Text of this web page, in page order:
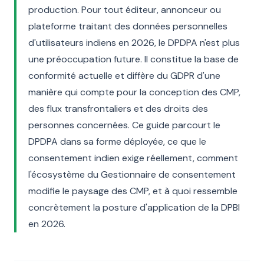
production. Pour tout éditeur, annonceur ou
plateforme traitant des données personnelles
d'utilisateurs indiens en 2026, le DPDPA n'est plus
une préoccupation future. Il constitue la base de
conformité actuelle et diffère du GDPR d'une
manière qui compte pour la conception des CMP,
des flux transfrontaliers et des droits des
personnes concernées. Ce guide parcourt le
DPDPA dans sa forme déployée, ce que le
consentement indien exige réellement, comment
l'écosystème du Gestionnaire de consentement
modifie le paysage des CMP, et à quoi ressemble
concrètement la posture d'application de la DPBI
en 2026.